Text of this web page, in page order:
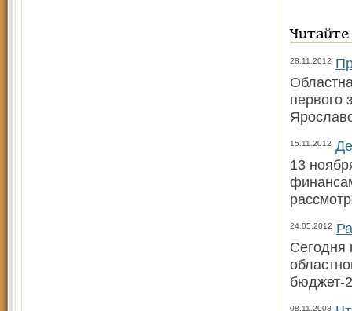
28.11.2012
первого
15.11.2012
13
24.05.2012
Сегодня
бюджет-
08.11.2008